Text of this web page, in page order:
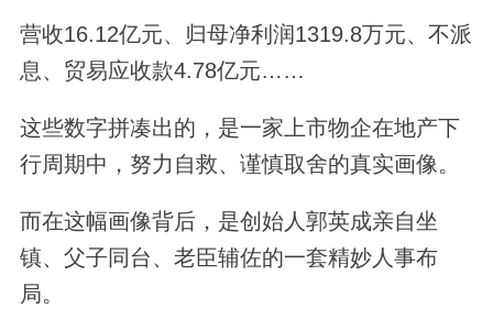
营收16.12亿元、归母净利润1319.8万元、不派
息、贸易应收款4.78亿元……
这些数字拼凑出的，是一家上市物企在地产下
行周期中，努力自救、谨慎取舍的真实画像。
而在这幅画像背后，是创始人郭英成亲自坐
镇、父子同台、老臣辅佐的一套精妙人事布
局。